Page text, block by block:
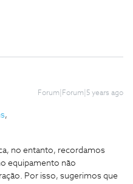
Forum|Forum|5 years ago
,
no entanto, recordamos
equipamento não
Por isso, sugerimos que